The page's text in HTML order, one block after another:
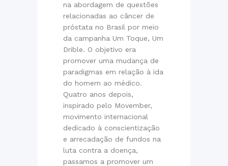
na abordagem de questões
relacionadas ao câncer de
próstata no Brasil por meio
da campanha Um Toque, Um
Drible. O objetivo era
promover uma mudança de
paradigmas em relação à ida
do homem ao médico.
Quatro anos depois,
inspirado pelo Movember,
movimento internacional
dedicado à conscientização
e arrecadação de fundos na
luta contra a doença,
passamos a promover um